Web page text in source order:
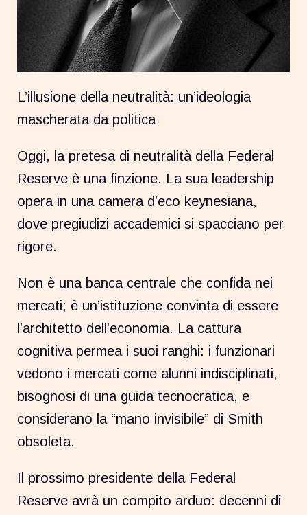
L’illusione della neutralità: un’ideologia
mascherata da politica
Oggi, la pretesa di neutralità della Federal
Reserve è una finzione. La sua leadership
opera in una camera d’eco keynesiana,
dove pregiudizi accademici si spacciano per
rigore.
Non è una banca centrale che confida nei
mercati; è un’istituzione convinta di essere
l’architetto dell’economia. La cattura
cognitiva permea i suoi ranghi: i funzionari
vedono i mercati come alunni indisciplinati,
bisognosi di una guida tecnocratica, e
considerano la “mano invisibile” di Smith
obsoleta.
Il prossimo presidente della Federal
Reserve avrà un compito arduo: decenni di